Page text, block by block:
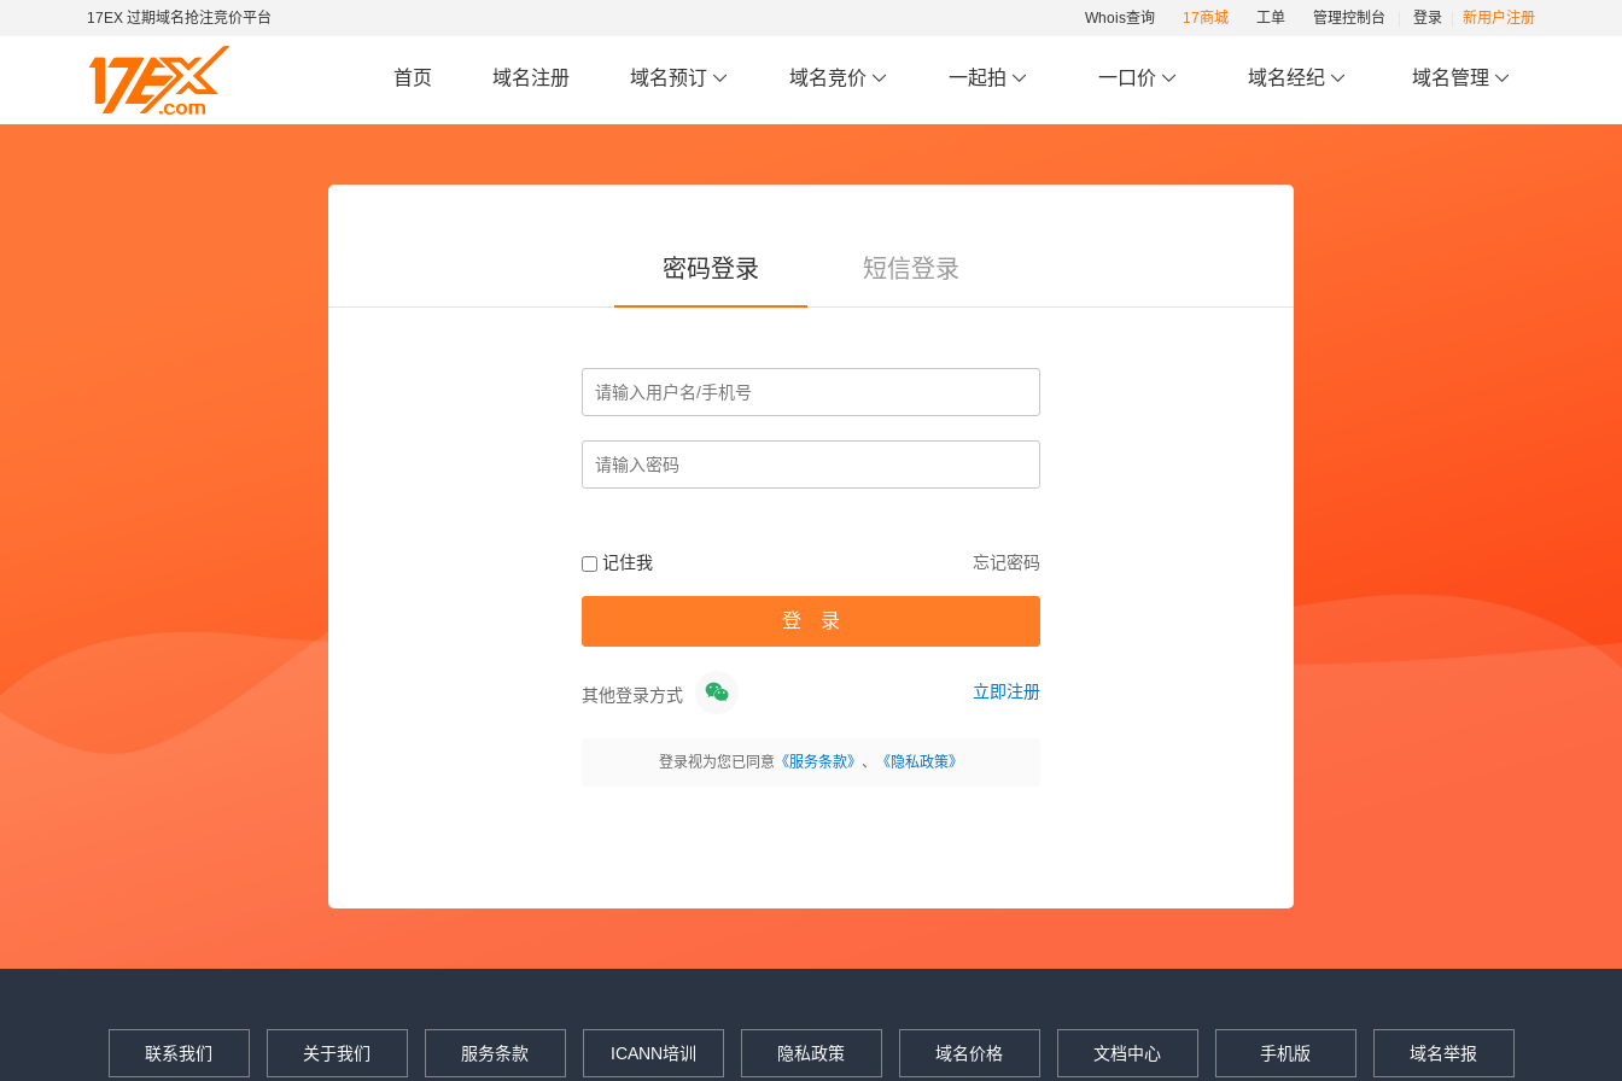
17EX 过期域名抢注竞价平台 Whois查询 17商城 工单 管理控制台 登录 新用户注册
首页 域名注册 域名预订 域名竞价 一起拍 一口价 域名经纪 域名管理
密码登录 短信登录
记住我 忘记密码
其他登录方式 立即注册
登录视为您已同意 《服务条款》 、 《隐私政策》
联系我们 关于我们 服务条款 ICANN培训 隐私政策 域名价格 文档中心 手机版 域名举报